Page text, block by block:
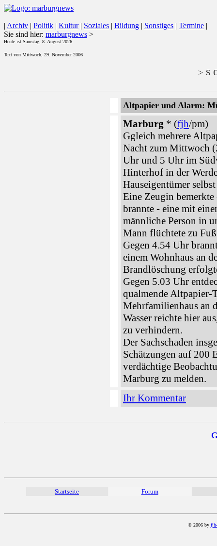
| Archiv | Politik | Kultur| Soziales | Bildung | Sonstiges | Termine |
Sie sind hier: marburgnews >
Heute ist Samstag, 8. August 2026
Text von Mittwoch, 29. November 2006
> s
Altpapier und Alarm:
Marburg * (fjh/pm)
Ggleich mehrere
Nacht zum Mittwoch
Uhr und 5 Uhr im
Hinterhof in der
Hauseigentümer
Eine Zeugin
brannte - eine mit
männliche Person in
Mann flüchtete zu
Gegen 4.54 Uhr
einem Wohnhaus an
Brandlöschung
Gegen 5.03 Uhr
qualmende Altpapier-
Mehrfamilienhaus an
Wasser reichte hier
zu verhindern.
Der Sachschaden
Schätzungen auf 200
verdächtige
Marburg zu melden.
Ihr Kommentar
Startseite Forum
© 2006 by